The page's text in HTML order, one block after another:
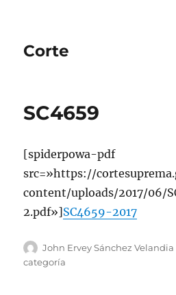
Corte
SC4659
[spiderpowa-pdf
src=»https://
content/uploads/2017/06/
2.pdf»]SC4659-2017
Autor
John Ervey Sánchez Velandia
categoría